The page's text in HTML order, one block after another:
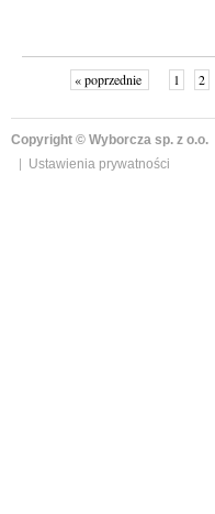
« poprzednie 1 2
Copyright © Wyborcza sp. z o.o.
Ustawienia prywatności